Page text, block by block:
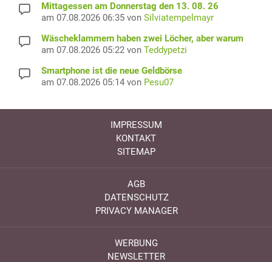
Mittagessen am Donnerstag den 13. 08. 26
am 07.08.2026 06:35 von Silviatempelmayr
Wäscheklammern haben zwei Löcher, aber warum
am 07.08.2026 05:22 von Teddypetzi
Smartphone ist die neue Geldbörse
am 07.08.2026 05:14 von Pesu07
IMPRESSUM
KONTAKT
SITEMAP
AGB
DATENSCHUTZ
PRIVACY MANAGER
WERBUNG
NEWSLETTER